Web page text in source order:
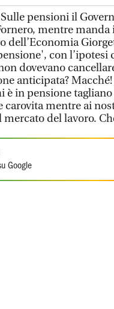
pensioni il
mentre manda
dell’Economia
con l’ipotesi
dovevano
anticipata?
è in pensione
mentre ai
mercato del lavoro.
Google